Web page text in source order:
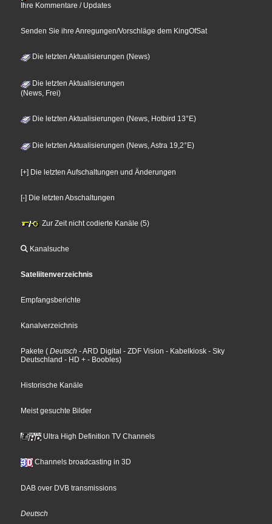
Ihre Kommentare / Updates
Senden Sie ihre Anregungen/Vorschläge dem KingOfSat
Die letzten Aktualisierungen (News)
Die letzten Aktualisierungen
(News, Frei)
Die letzten Aktualisierungen (News, Hotbird 13°E)
Die letzten Aktualisierungen (News, Astra 19,2°E)
[+] Die letzten Aufschaltungen und Änderungen
[-] Die letzten Abschaltungen
Zur Zeit nicht codierte Kanäle (5)
Kanalsuche
Sateliitenverzeichnis
Empfangsberichte
Kanalverzeichnis
Pakete ( Deutsch - ARD Digital - ZDF Vision - Kabelkiosk - Sky
Deutschland - HD + - Boobles)
Historische Kanäle
Meist gesuchte Bilder
Ultra High Definition TV Channels
Channels broadcasting in 3D
DAB over DVB transmissions
Deutsch